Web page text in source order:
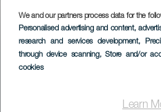
We and our partners process data for the
Personalised advertising and content,
research and services development,
through device scanning, Store and/or
cookies
Learn
Imagen
Listado